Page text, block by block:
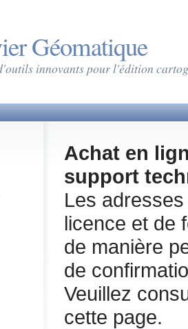
Géomatique
innovants pour l'édition
Achat en
support
Les
licence et de
de manière
de
Veuillez
cette page.